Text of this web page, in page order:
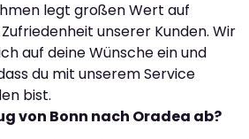
legt großen Wert auf
unserer Kunden. Wir
auf deine Wünsche ein und
du mit unserem Service
bist.
von Bonn nach Oradea ab?